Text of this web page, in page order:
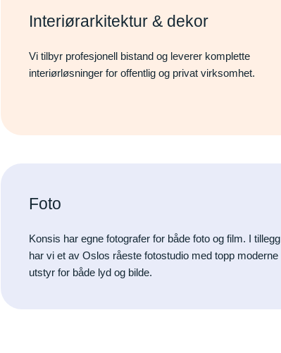
Interiørarkitektur & dekor
Vi tilbyr profesjonell bistand og leverer komplette
interiørløsninger for offentlig og privat virksomhet.
Foto
Konsis har egne fotografer for både foto og film. I tillegg
har vi et av Oslos råeste fotostudio med topp moderne
utstyr for både lyd og bilde.